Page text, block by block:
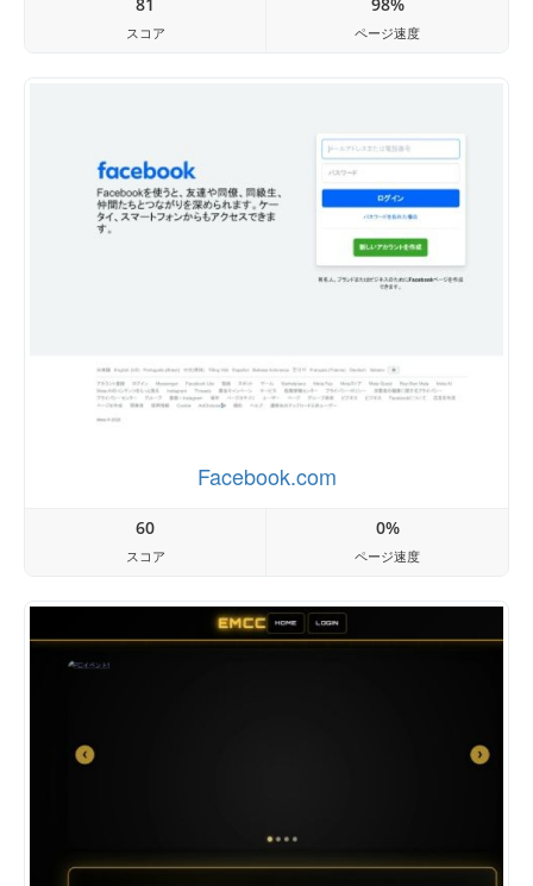
スコア ページ速度
Facebook.com
60
スコア
0%
ページ速度